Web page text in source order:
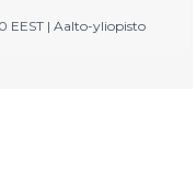
EEST | Aalto-yliopisto